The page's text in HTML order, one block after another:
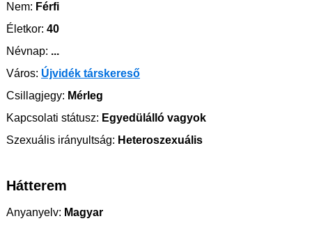
Nem: Férfi
Életkor: 40
Névnap: ...
Város: Újvidék társkereső
Csillagjegy: Mérleg
Kapcsolati státusz: Egyedülálló vagyok
Szexuális irányultság: Heteroszexuális
Hátterem
Anyanyelv: Magyar